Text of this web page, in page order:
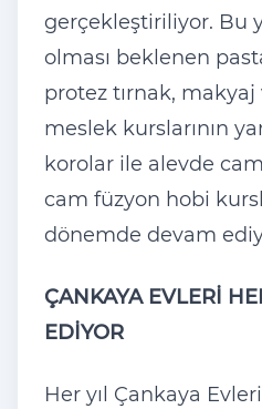
gerçekleştiriliyor. Bu
olması beklenen
protez tırnak, makyaj
meslek kurslarının
korolar ile alevde
cam füzyon hobi
dönemde devam
ÇANKAYA EVLERİ
EDİYOR
Her yıl Çankaya